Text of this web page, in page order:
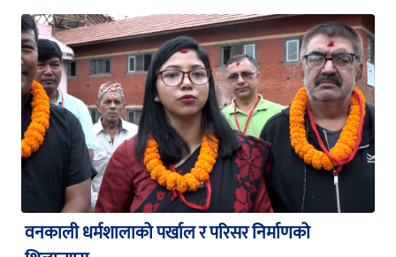
वनकाली धर्मशालाको पर्खाल र परिसर निर्माणको